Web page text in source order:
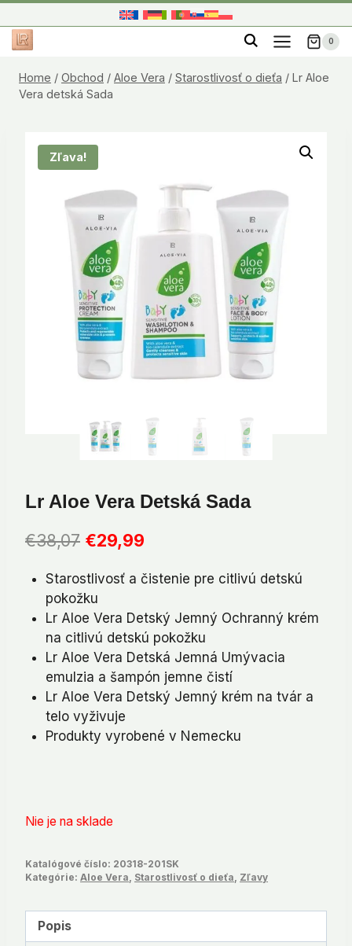
to
content
0
Home / Obchod / Aloe Vera / Starostlivosť o dieťa / Lr Aloe
Vera detská Sada
Zľava!
Lr Aloe Vera Detská Sada
€38,07 Pôvodná
bola:
€38,07.
€29,99
je:
€29,99.
Starostlivosť a čistenie pre citlivú detskú
pokožku
Lr Aloe Vera Detský Jemný Ochranný krém
na citlivú detskú pokožku
Lr Aloe Vera Detská Jemná Umývacia
emulzia a šampón jemne čistí
Lr Aloe Vera Detský Jemný krém na tvár a
telo vyživuje
Produkty vyrobené v Nemecku
Nie je na sklade
Katalógové číslo: 20318-201SK
Kategórie: Aloe Vera, Starostlivosť o dieťa, Zľavy
Popis